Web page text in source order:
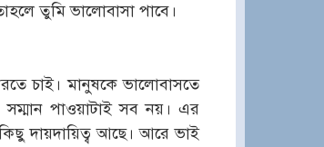
তুমি ভালোবাসা পাবে।
চাই। মানুষকে ভালোবাসতে
সম্মান পাওয়াটাই সব নয়। এর
দায়দায়িত্ব আছে। আরে ভাই